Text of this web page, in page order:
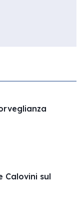
Calovini sul